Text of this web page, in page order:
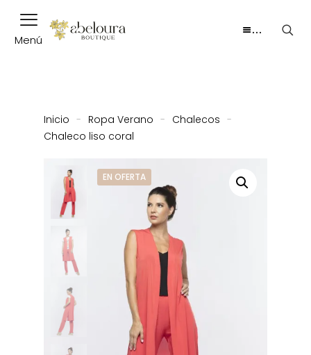
Menú
…
Inicio - Ropa Verano - Chalecos -
Chaleco liso coral
EN OFERTA